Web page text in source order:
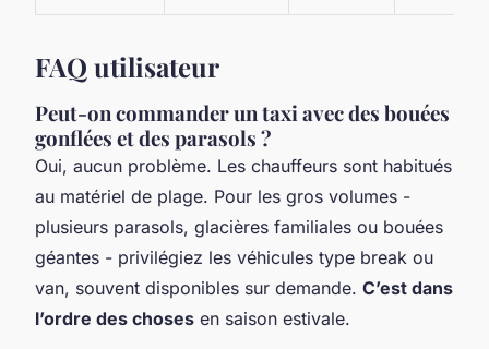
FAQ utilisateur
Peut-on commander un taxi avec des bouées
gonflées et des parasols ?
Oui, aucun problème. Les chauffeurs sont habitués
au matériel de plage. Pour les gros volumes -
plusieurs parasols, glacières familiales ou bouées
géantes - privilégiez les véhicules type break ou
van, souvent disponibles sur demande. C’est dans
l’ordre des choses en saison estivale.